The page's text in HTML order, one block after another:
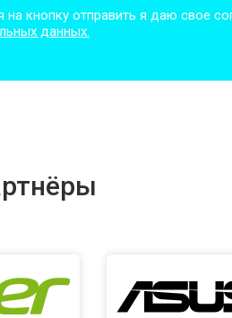
моста
кнопку отправить я даю свое
данных.